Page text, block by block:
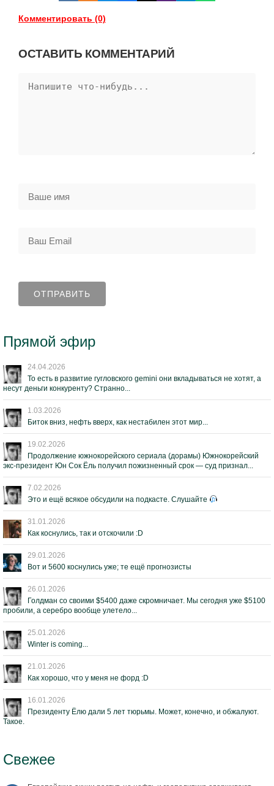
Комментировать (0)
ОСТАВИТЬ КОММЕНТАРИЙ
Прямой эфир
24.04.2026
То есть в развитие гугловского gemini они вкладываться не хотят, а
несут деньги конкуренту? Странно...
1.03.2026
Биток вниз, нефть вверх, как нестабилен этот мир...
19.02.2026
Продолжение южнокорейского сериала (дорамы) Южнокорейский
экс-президент Юн Сок Ёль получил пожизненный срок — суд признал...
7.02.2026
Это и ещё всякое обсудили на подкасте. Слушайте
31.01.2026
Как коснулись, так и отскочили :D
29.01.2026
Вот и 5600 коснулись уже; те ещё прогнозисты
26.01.2026
Голдман со своими $5400 даже скромничает. Мы сегодня уже $5100
пробили, а серебро вообще улетело...
25.01.2026
Winter is coming...
21.01.2026
Как хорошо, что у меня не форд :D
16.01.2026
Президенту Ёлю дали 5 лет тюрьмы. Может, конечно, и обжалуют.
Такое.
Свежее